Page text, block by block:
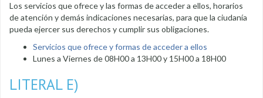
Los servicios que ofrece y las formas de acceder a ellos, horarios
de atención y demás indicaciones necesarias, para que la ciudanía
pueda ejercer sus derechos y cumplir sus obligaciones.
Servicios que ofrece y formas de acceder a ellos
Lunes a Viernes de 08H00 a 13H00 y 15H00 a 18H00
LITERAL E)